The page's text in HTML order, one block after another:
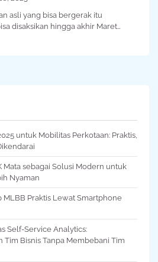
asli yang bisa bergerak itu
disaksikan hingga akhir Maret…
untuk Mobilitas Perkotaan: Praktis,
Mata sebagai Solusi Modern untuk
Nyaman
MLBB Praktis Lewat Smartphone
Self-Service Analytics:
Tim Bisnis Tanpa Membebani Tim